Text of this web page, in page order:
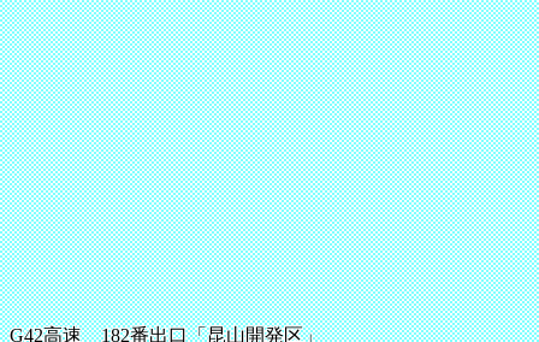
G42高速 182番出口「昆山開発区」